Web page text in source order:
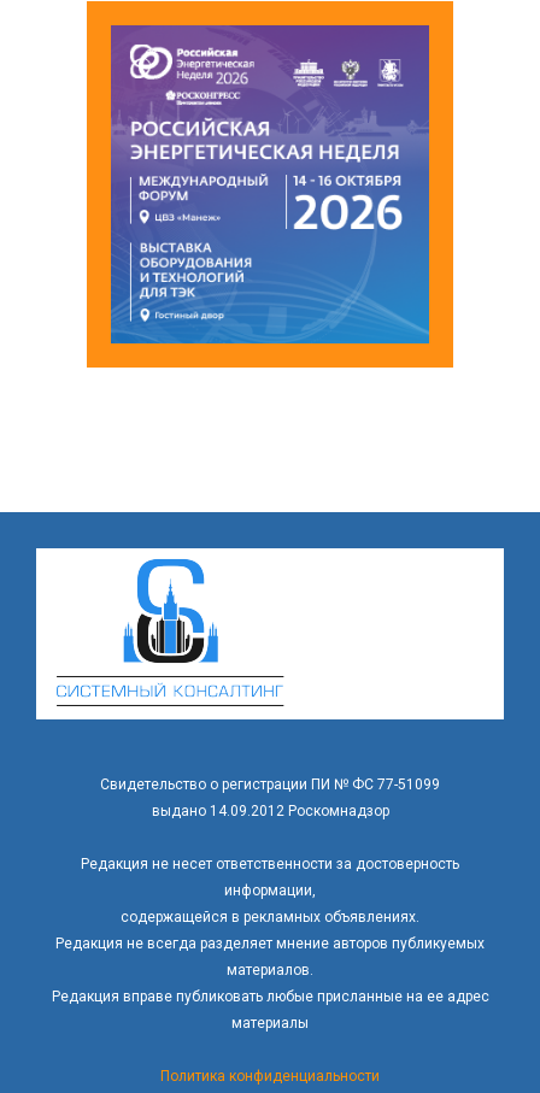
Свидетельство о регистрации ПИ № ФС 77-51099
выдано 14.09.2012 Роскомнадзор
Редакция не несет ответственности за достоверность
информации,
содержащейся в рекламных объявлениях.
Редакция не всегда разделяет мнение авторов публикуемых
материалов.
Редакция вправе публиковать любые присланные на ее адрес
материалы
Политика конфиденциальности